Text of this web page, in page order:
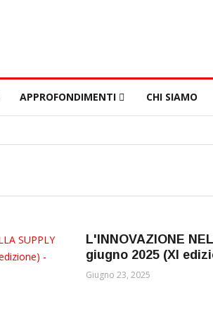
APPROFONDIMENTI CHI SIAMO
L'INNOVAZIONE
giugno 2025 (XI
Giugno 23, 2025